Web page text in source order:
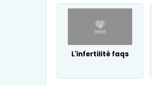
L'infertilité faqs